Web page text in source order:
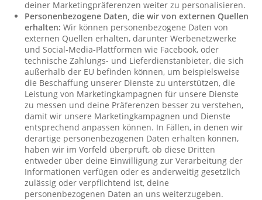
deiner Marketingpräferenzen weiter zu personalisieren.
Personenbezogene Daten, die wir von externen Quellen
erhalten: Wir können personenbezogene Daten von
externen Quellen erhalten, darunter Werbenetzwerke
und Social-Media-Plattformen wie Facebook, oder
technische Zahlungs- und Lieferdienstanbieter, die sich
außerhalb der EU befinden können, um beispielsweise
die Beschaffung unserer Dienste zu unterstützen, die
Leistung von Marketingkampagnen für unsere Dienste
zu messen und deine Präferenzen besser zu verstehen,
damit wir unsere Marketingkampagnen und Dienste
entsprechend anpassen können. In Fällen, in denen wir
derartige personenbezogenen Daten erhalten können,
haben wir im Vorfeld überprüft, ob diese Dritten
entweder über deine Einwilligung zur Verarbeitung der
Informationen verfügen oder es anderweitig gesetzlich
zulässig oder verpflichtend ist, deine
personenbezogenen Daten an uns weiterzugeben.